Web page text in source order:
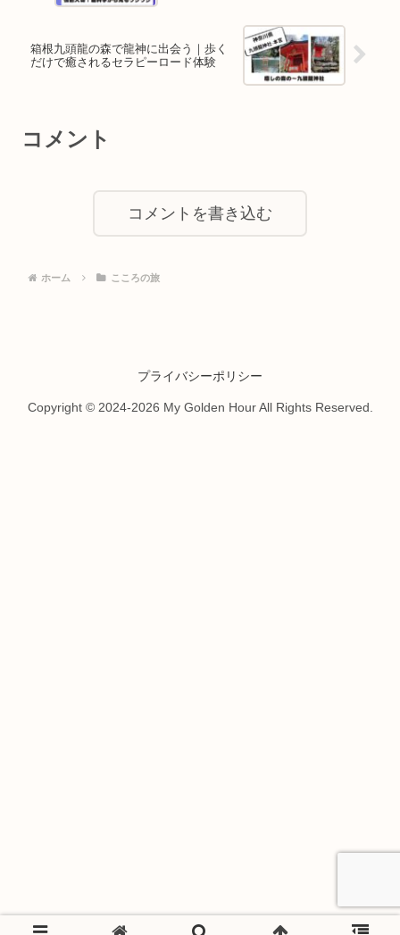
箱根九頭龍の森で龍神に出会う｜歩く
だけで癒されるセラピーロード体験
コメント
コメントを書き込む
ホーム こころの旅
プライバシーポリシー
Copyright © 2024-2026 My Golden Hour All Rights Reserved.